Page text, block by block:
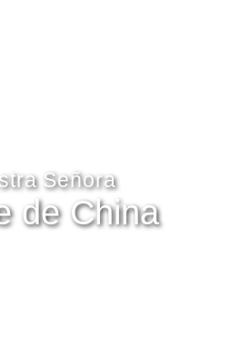
Señora
de China